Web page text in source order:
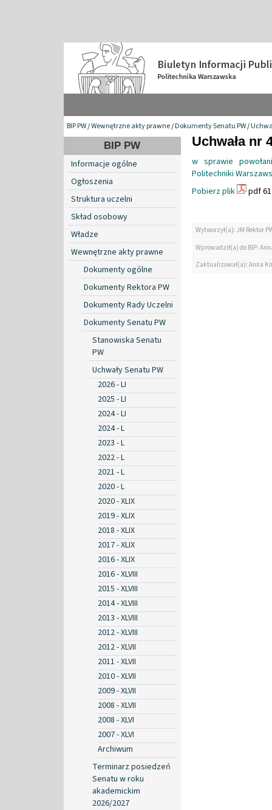
BIP PW/Wewnętrzne akty prawne/Dokumenty Senatu PW/
BIP PW
Informacje ogólne
Ogłoszenia
Struktura uczelni
Skład osobowy
Władze
Wewnętrzne akty prawne
Dokumenty ogólne
Dokumenty Rektora PW
Dokumenty Rady Uczelni
Dokumenty Senatu PW
Stanowiska Senatu
PW
Uchwały Senatu PW
2026 - LI
2025 - LI
2024 - LI
2024 - L
2023 - L
2022 - L
2021 - L
2020 - L
2020 - XLIX
2019 - XLIX
2018 - XLIX
2017 - XLIX
2016 - XLIX
2016 - XLVIII
2015 - XLVIII
2014 - XLVIII
2013 - XLVIII
2012 - XLVIII
2012 - XLVII
2011 - XLVII
2010 - XLVII
2009 - XLVII
2008 - XLVII
2008 - XLVI
2007 - XLVI
Archiwum
Terminarz posiedzeń
Senatu w roku
akademickim
2026/2027
Uchwała nr
w sprawie
Politechniki
Pobierz plik
pdf
Wytworzył(a): JM Rektor
Wprowadził(a) do BIP:
Zaktualizował(a): Anna